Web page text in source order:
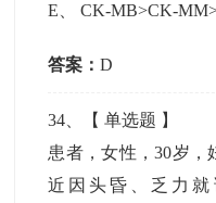
E 、CK-MB>CK-
答案：D
34 、【单选题 】
患者，女性，30岁，
近因头昏、乏力就